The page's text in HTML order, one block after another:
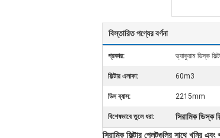
বিস্তারিত পণ্যের বর্ণনা
প্রকার: ভ্যাকুয়াম ডিস্ক
ফিল্টার এলাকা: 60m3
ডিস ব্যাস: 2215mm
বিশেষভাবে তুলে ধরা: সিরামিক ডিস্ক
সিরামিক ফিল্টার প্লেটগুলির সাথে খনির এবং